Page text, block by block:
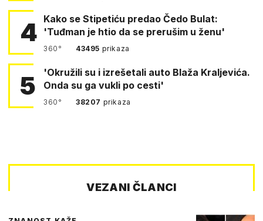
4 Kako se Stipetiću predao Čedo Bulat:
'Tuđman je htio da se prerušim u ženu'
360° 43495 prikaza
5
'Okružili su i izrešetali auto Blaža Kraljevića.
Onda su ga vukli po cesti'
360° 38207 prikaza
VEZANI ČLANCI